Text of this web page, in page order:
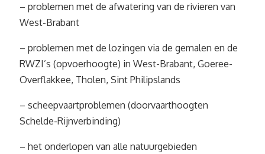
– problemen met de afwatering van de rivieren van
West-Brabant
– problemen met de lozingen via de gemalen en de
RWZI’s (opvoerhoogte) in West-Brabant, Goeree-
Overflakkee, Tholen, Sint Philipslands
– scheepvaartproblemen (doorvaarthoogten
Schelde-Rijnverbinding)
– het onderlopen van alle natuurgebieden